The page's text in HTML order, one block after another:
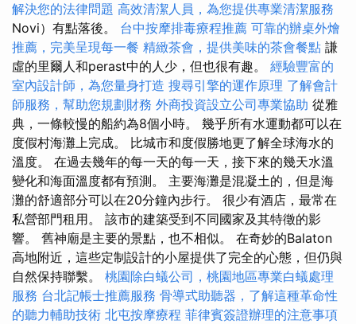
解決您的法律問題 高效清潔人員，為您提供專業清潔服務
Novi）有點落後。 台中按摩排毒療程推薦 可靠的辦桌外燴
推薦，完美呈現每一餐 精緻茶會，提供美味的茶會餐點 謙
虛的里爾人和perast中的人少，但也很有趣。 經驗豐富的
室內設計師，為您量身打造 搜尋引擎的運作原理 了解會計
師服務，幫助您規劃財務 外商投資設立公司專業協助 從雅
典，一條較慢的船約為8個小時。 幾乎所有水運動都可以在
度假村海灘上完成。 比城市和度假勝地更了解全球海水的
溫度。 在過去幾年的每一天的每一天，接下來的幾天水溫
變化和海面溫度都有預測。 主要海灘是混凝土的，但是海
灘的舒適部分可以在20分鐘內步行。 很少有酒店，最常在
私營部門租用。 該市的建築受到不同國家及其特徵的影
響。 舊神廟是主要的景點，也不相似。 在奇妙的Balaton
高地附近，這些定制設計的小屋提供了完全的心態，但仍與
自然保持聯繫。 桃園除白蟻公司，桃園地區專業白蟻處理
服務 台北記帳士推薦服務 骨導式助聽器，了解這種革命性
的聽力輔助技術 北屯按摩療程 菲律賓簽證辦理的注意事項